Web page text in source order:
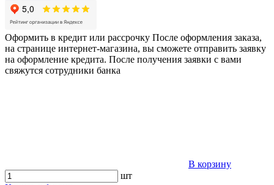
Оформить в кредит или рассрочку После оформления заказа,
на странице интернет-магазина, вы сможете отправить заявку
на оформление кредита. После получения заявки с вами
свяжутся сотрудники банка
В корзину
шт